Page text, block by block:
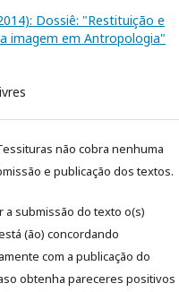
Dossiê: "Restituição e
imagem em Antropologia"
não cobra nenhuma
e publicação dos textos.
a submissão do texto o(s)
(ão) concordando
com a publicação do
obtenha pareceres positivos